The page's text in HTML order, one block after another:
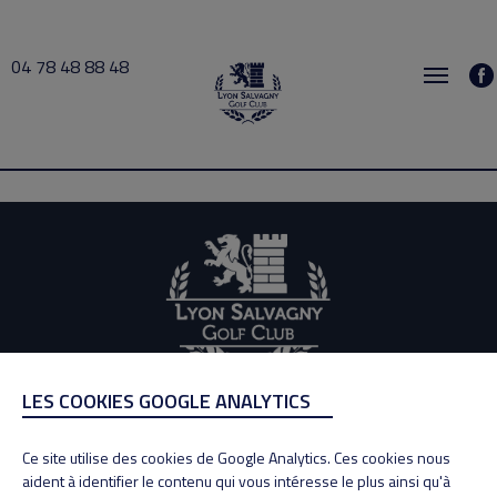
04 78 48 88 48
busy 2026-08-25 19:00 → 2026-08-25 19:30
ADRESSE
69890 La Tour de Salvagny
Tél : 04 78 48 88 48
LES COOKIES GOOGLE ANALYTICS
Ce site utilise des cookies de Google Analytics. Ces cookies nous
aident à identifier le contenu qui vous intéresse le plus ainsi qu'à